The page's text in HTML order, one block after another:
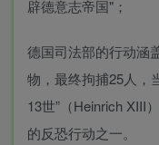
辟德意志帝国"；
德国司法部的行动涵
物，最终拘捕25人，
13世”（Heinrich XIII
的反恐行动之一。